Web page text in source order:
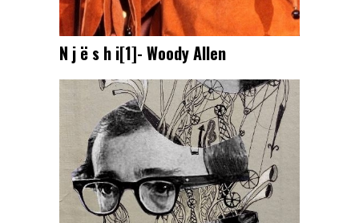
N j ë s h i[1]- Woody Allen